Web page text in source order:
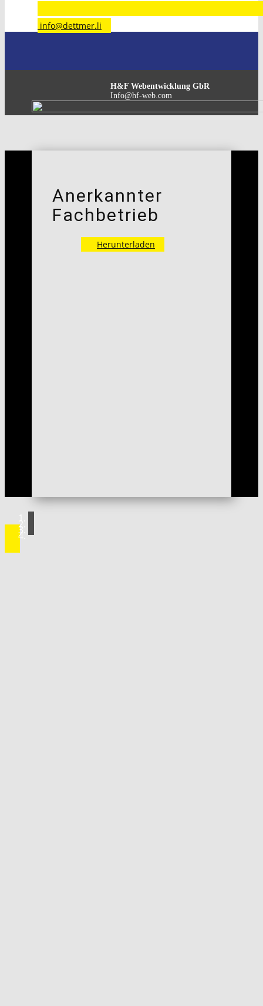
​info@dettmer.li
H&F Webentwicklung GbR
Info@hf-web.com
Anerkannter
Fachbetrieb
Herunterladen